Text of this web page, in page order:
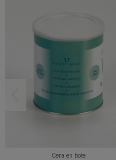
Cera en bote